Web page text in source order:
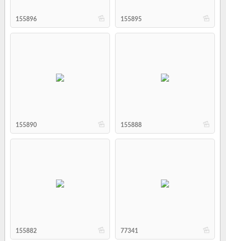
b
155896 b
155895
b
155890 b
155888
b
155882 b
77341